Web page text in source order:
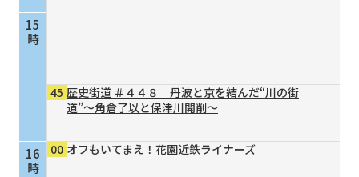
15
時
16
時
45 歴史街道 ＃４４８ 丹波と京を結んだ“川の街
道”～角倉了以と保津川開削～
00 オフもいてまえ！花園近鉄ライナーズ